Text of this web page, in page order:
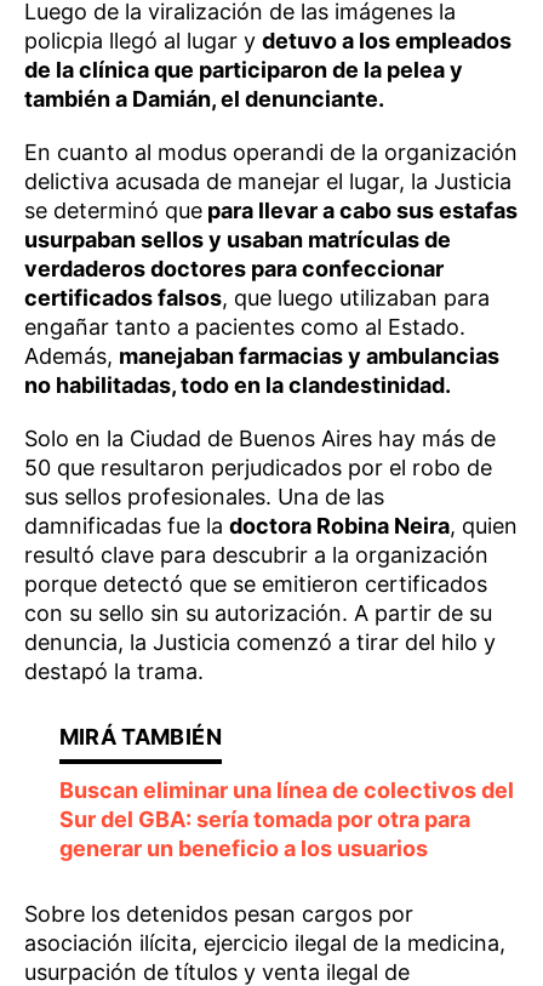
Luego de la viralización de las imágenes la
policpia llegó al lugar y detuvo a los empleados
de la clínica que participaron de la pelea y
también a Damián, el denunciante.
En cuanto al modus operandi de la organización
delictiva acusada de manejar el lugar, la Justicia
se determinó que para llevar a cabo sus estafas
usurpaban sellos y usaban matrículas de
verdaderos doctores para confeccionar
certificados falsos, que luego utilizaban para
engañar tanto a pacientes como al Estado.
Además, manejaban farmacias y ambulancias
no habilitadas, todo en la clandestinidad.
Solo en la Ciudad de Buenos Aires hay más de
50 que resultaron perjudicados por el robo de
sus sellos profesionales. Una de las
damnificadas fue la doctora Robina Neira, quien
resultó clave para descubrir a la organización
porque detectó que se emitieron certificados
con su sello sin su autorización. A partir de su
denuncia, la Justicia comenzó a tirar del hilo y
destapó la trama.
Buscan eliminar una línea de colectivos del
Sur del GBA: sería tomada por otra para
generar un beneficio a los usuarios
Sobre los detenidos pesan cargos por
asociación ilícita, ejercicio ilegal de la medicina,
usurpación de títulos y venta ilegal de